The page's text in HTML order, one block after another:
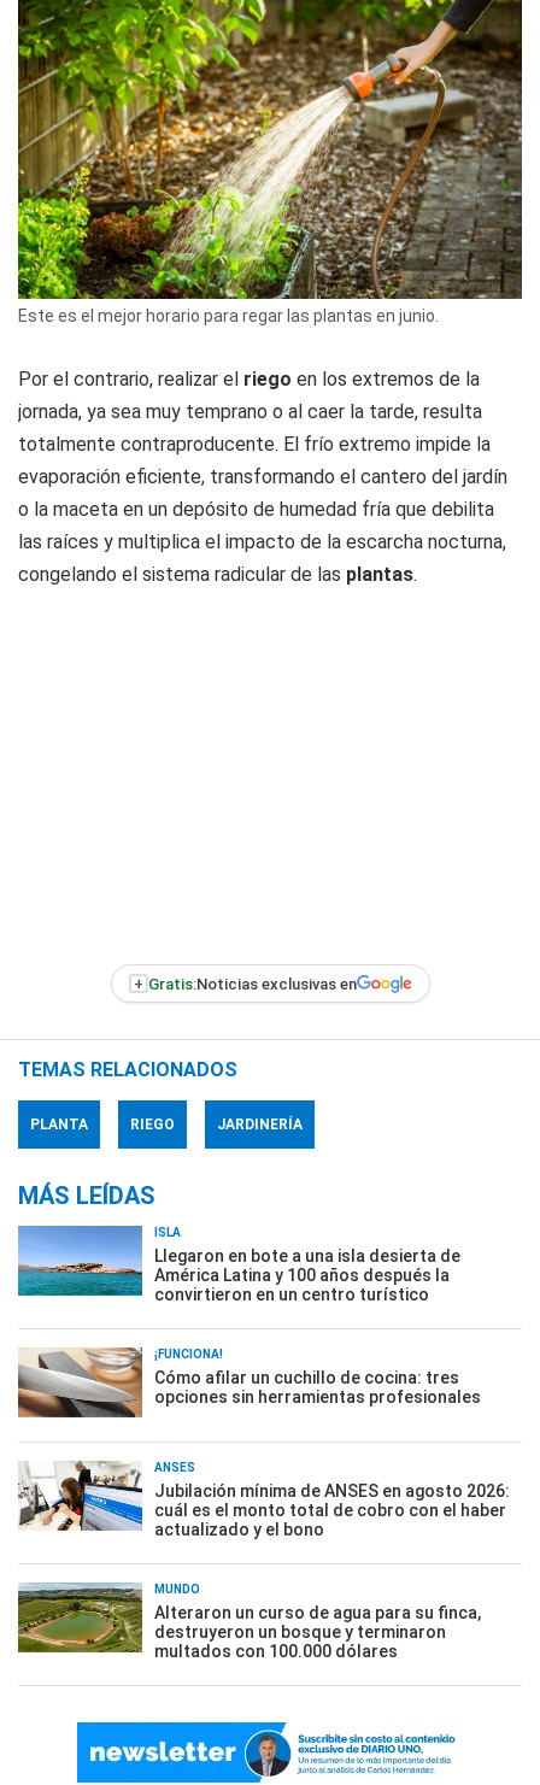
Este es el mejor horario para regar las plantas en junio.
Por el contrario, realizar el riego en los extremos de la
jornada, ya sea muy temprano o al caer la tarde, resulta
totalmente contraproducente. El frío extremo impide la
evaporación eficiente, transformando el cantero del jardín
o la maceta en un depósito de humedad fría que debilita
las raíces y multiplica el impacto de la escarcha nocturna,
congelando el sistema radicular de las plantas.
+ Gratis:Noticias exclusivas en
TEMAS RELACIONADOS
PLANTA RIEGO JARDINERÍA
MÁS LEÍDAS
ISLA
Llegaron en bote a una isla desierta de
América Latina y 100 años después la
convirtieron en un centro turístico
¡FUNCIONA!
Cómo afilar un cuchillo de cocina: tres
opciones sin herramientas profesionales
ANSES
Jubilación mínima de ANSES en agosto 2026:
cuál es el monto total de cobro con el haber
actualizado y el bono
MUNDO
Alteraron un curso de agua para su finca,
destruyeron un bosque y terminaron
multados con 100.000 dólares